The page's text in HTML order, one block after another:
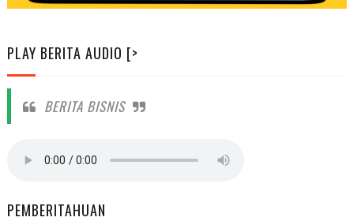
PLAY BERITA AUDIO [>
BERITA BISNIS
PEMBERITAHUAN